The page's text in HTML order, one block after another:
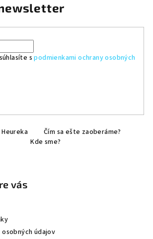
spodmienkami ochrany osobných
Heureka
Čím sa ešte zaoberáme?
Kde sme?
vás
údajov